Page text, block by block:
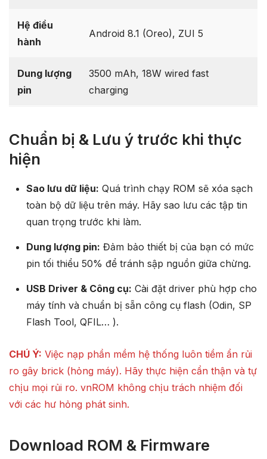
Hệ điều
hành
Android 8.1 (Oreo), ZUI 5
Dung lượng
pin
3500 mAh, 18W wired fast
charging
Chuẩn bị & Lưu ý trước khi thực
hiện
Sao lưu dữ liệu: Quá trình chạy ROM sẽ xóa sạch
toàn bộ dữ liệu trên máy. Hãy sao lưu các tập tin
quan trọng trước khi làm.
Dung lượng pin: Đảm bảo thiết bị của bạn có mức
pin tối thiểu 50% để tránh sập nguồn giữa chừng.
USB Driver & Công cụ: Cài đặt driver phù hợp cho
máy tính và chuẩn bị sẵn công cụ flash (Odin, SP
Flash Tool, QFIL… ).
CHÚ Ý: Việc nạp phần mềm hệ thống luôn tiềm ẩn rủi
ro gây brick (hỏng máy). Hãy thực hiện cẩn thận và tự
chịu mọi rủi ro. vnROM không chịu trách nhiệm đối
với các hư hỏng phát sinh.
Download ROM & Firmware